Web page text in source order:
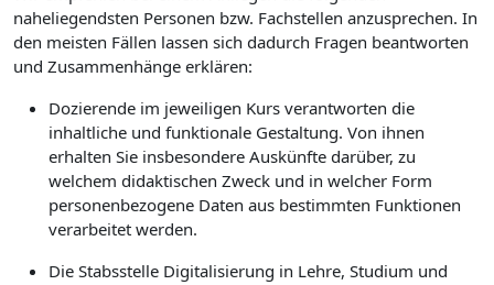
naheliegendsten Personen bzw. Fachstellen anzusprechen. In
den meisten Fällen lassen sich dadurch Fragen beantworten
und Zusammenhänge erklären:
Dozierende im jeweiligen Kurs verantworten die
inhaltliche und funktionale Gestaltung. Von ihnen
erhalten Sie insbesondere Auskünfte darüber, zu
welchem didaktischen Zweck und in welcher Form
personenbezogene Daten aus bestimmten Funktionen
verarbeitet werden.
Die Stabsstelle Digitalisierung in Lehre, Studium und